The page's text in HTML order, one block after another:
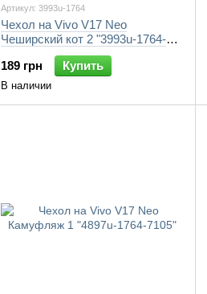
Артикул: 3993u-1764
Чехол на Vivo V17 Neo
Чеширский кот 2 "3993u-1764-
189 грн
Купить
В наличии